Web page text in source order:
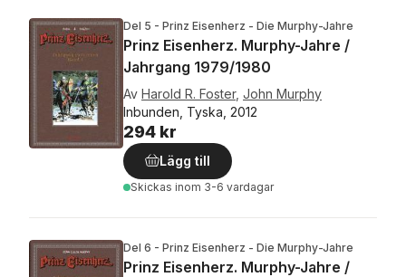
Del 5 - Prinz Eisenherz - Die Murphy-Jahre
Prinz Eisenherz. Murphy-Jahre /
Jahrgang 1979/1980
Av Harold R. Foster, John Murphy
Inbunden, Tyska, 2012
294 kr
Lägg till
Skickas inom 3-6 vardagar
Del 6 - Prinz Eisenherz - Die Murphy-Jahre
Prinz Eisenherz. Murphy-Jahre /